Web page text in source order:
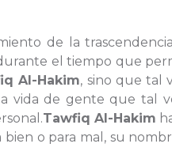
de la
el tiempo que
Al-Hakim, sino que tal
vida de gente que tal
Tawfiq Al-Hakim
o para mal, su